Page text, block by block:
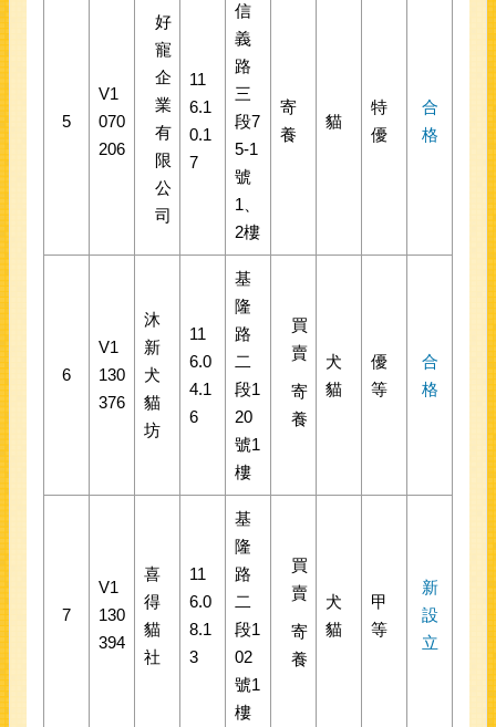
5
V1
070
206
好
寵
企
業
有
限
公
司
11
6.1
0.1
7
信
義
路
三
段7
5-1
號
1、
2樓
寄
養
貓
特
優
合
格
6
V1
130
376
沐
新
犬
貓
坊
11
6.0
4.1
6
基
隆
路
二
段1
20
號1
樓
買
賣
寄
養
犬
貓
優
等
合
格
7
V1
130
394
喜
得
貓
社
11
6.0
8.1
3
基
隆
路
二
段1
02
號1
樓
買
賣
寄
養
犬
貓
甲
等
新
設
立